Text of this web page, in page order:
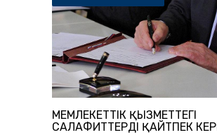
МЕМЛЕКЕТТІК ҚЫЗМЕТТЕГІ
САЛАФИТТЕРДІ ҚАЙТПЕК